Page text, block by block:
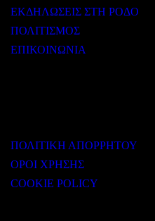
ΕΚΔΗΛΩΣΕΙΣ ΣΤΗ ΡΟΔΟ
ΠΟΛΙΤΙΣΜΟΣ
ΕΠΙΚΟΙΝΩΝΙΑ
ΠΟΛΙΤΙΚΗ ΑΠΟΡΡΗΤΟΥ
ΟΡΟΙ ΧΡΗΣΗΣ
COOKIE POLICY